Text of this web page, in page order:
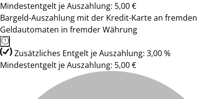
Mindestentgelt je Auszahlung: 5,00 €
Bargeld-Auszahlung mit der Kredit-Karte an fremden
Geldautomaten in fremder Währung
Zusätzliches Entgelt je Auszahlung: 3,00 %
Mindestentgelt je Auszahlung: 5,00 €